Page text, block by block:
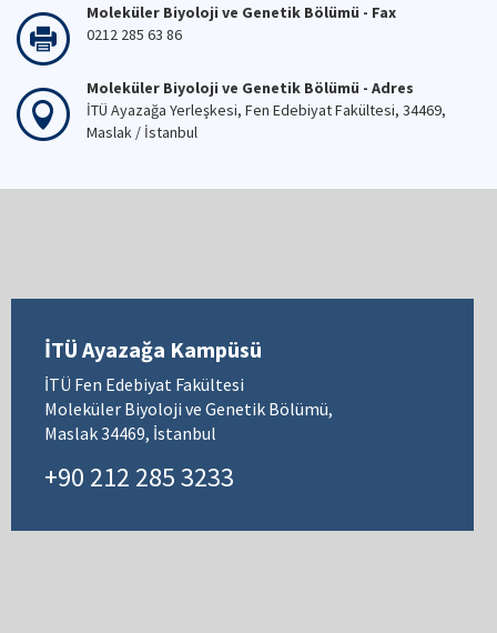
Moleküler Biyoloji ve Genetik Bölümü - Fax
0212 285 63 86
Moleküler Biyoloji ve Genetik Bölümü - Adres
İTÜ Ayazağa Yerleşkesi, Fen Edebiyat Fakültesi, 34469,
Maslak / İstanbul
İTÜ Ayazağa Kampüsü
İTÜ Fen Edebiyat Fakültesi
Moleküler Biyoloji ve Genetik Bölümü,
Maslak 34469, İstanbul
+90 212 285 3233